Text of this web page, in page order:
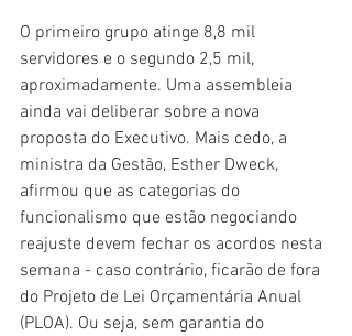
O primeiro grupo atinge 8,8 mil
servidores e o segundo 2,5 mil,
aproximadamente. Uma assembleia
ainda vai deliberar sobre a nova
proposta do Executivo. Mais cedo, a
ministra da Gestão, Esther Dweck,
afirmou que as categorias do
funcionalismo que estão negociando
reajuste devem fechar os acordos nesta
semana - caso contrário, ficarão de fora
do Projeto de Lei Orçamentária Anual
(PLOA). Ou seja, sem garantia do